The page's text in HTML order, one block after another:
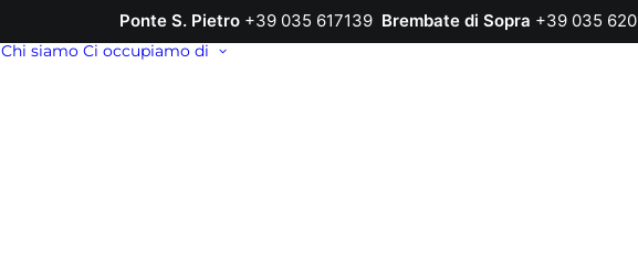
Ponte S. Pietro +39 035 617139 Brembate di Sopra +39 035
Chi siamo Ci occupiamo di